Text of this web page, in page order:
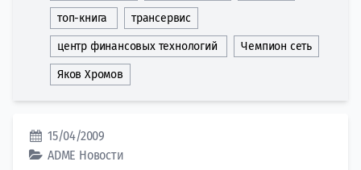
топ-книга трансервис
центр финансовых технологий Чемпион сеть
Яков Хромов
15/04/2009
ADME Новости